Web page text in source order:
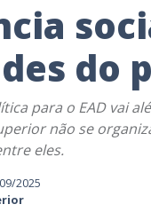
do
para o EAD vai
não se
eles.
2025